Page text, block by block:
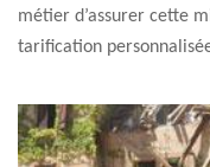
métier d’assurer cette
tarification